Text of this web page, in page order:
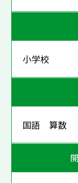
小学校
国語 算数